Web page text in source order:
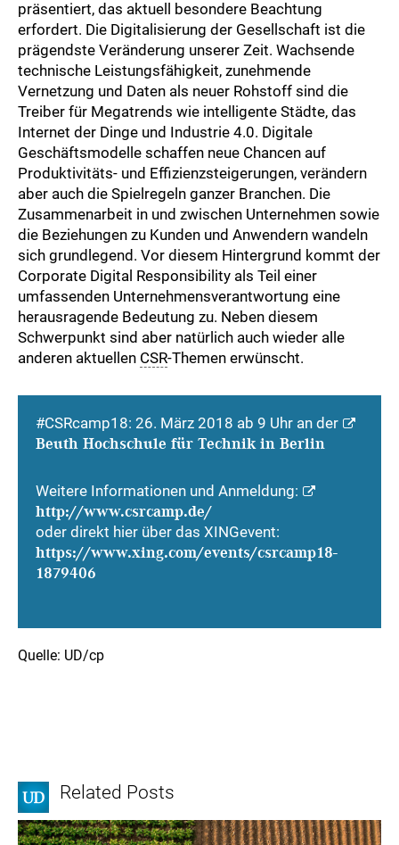
präsentiert, das aktuell besondere Beachtung
erfordert. Die Digitalisierung der Gesellschaft ist die
prägendste Veränderung unserer Zeit. Wachsende
technische Leistungsfähigkeit, zunehmende
Vernetzung und Daten als neuer Rohstoff sind die
Treiber für Megatrends wie intelligente Städte, das
Internet der Dinge und Industrie 4.0. Digitale
Geschäftsmodelle schaffen neue Chancen auf
Produktivitäts- und Effizienzsteigerungen, verändern
aber auch die Spielregeln ganzer Branchen. Die
Zusammenarbeit in und zwischen Unternehmen sowie
die Beziehungen zu Kunden und Anwendern wandeln
sich grundlegend. Vor diesem Hintergrund kommt der
Corporate Digital Responsibility als Teil einer
umfassenden Unternehmensverantwortung eine
herausragende Bedeutung zu. Neben diesem
Schwerpunkt sind aber natürlich auch wieder alle
anderen aktuellen CSR-Themen erwünscht.
#CSRcamp18: 26. März 2018 ab 9 Uhr an der
Beuth Hochschule für Technik in Berlin
Weitere Informationen und Anmeldung:
http://www.csrcamp.de/
oder direkt hier über das XINGevent:
https://www.xing.com/events/csrcamp18-
1879406
Quelle: UD/cp
Related Posts